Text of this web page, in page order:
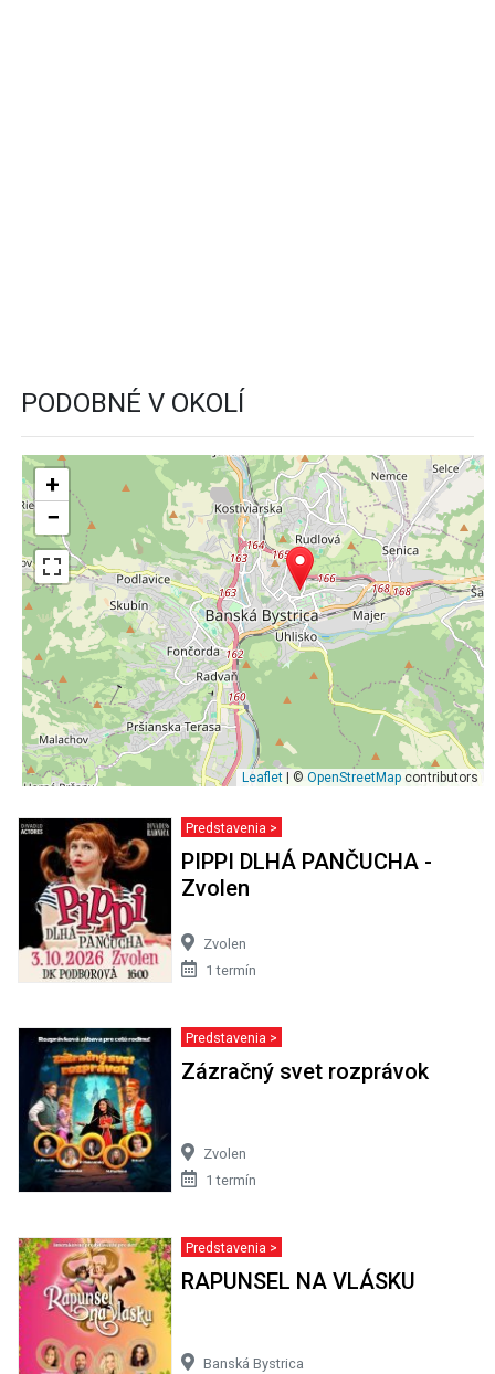
PODOBNÉ V OKOLÍ
+
−
Leaflet | © OpenStreetMap contributors
Predstavenia >
PIPPI DLHÁ PANČUCHA -
Zvolen
Zvolen
1 termín
Predstavenia >
Zázračný svet rozprávok
Zvolen
1 termín
Predstavenia >
RAPUNSEL NA VLÁSKU
Banská Bystrica